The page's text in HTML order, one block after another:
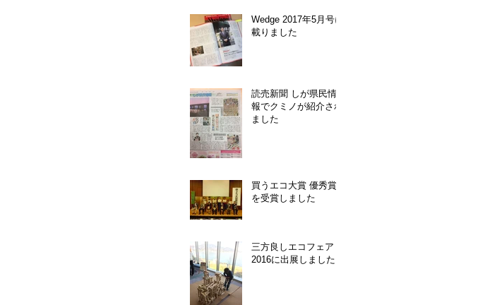
Wedge 2017年5月号に
載りました
読売新聞 しが県民情
報でクミノが紹介され
ました
買うエコ大賞 優秀賞
を受賞しました
三方良しエコフェア
2016に出展しました